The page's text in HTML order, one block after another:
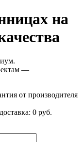
на
—
от производителя
0 руб.